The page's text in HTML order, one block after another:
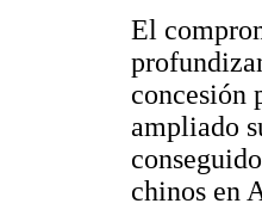
El
concesión
ampliado
chinos en